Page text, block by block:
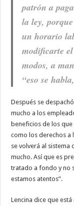
patrón a
la ley,
un horario
modificarte
modos, a
“eso se
Después se
mucho a los
beneficios de los
como los derechos a
se volverá al sistema
mucho. Así que es
tratado a fondo y no
estamos atentos”.
Lencina dice que